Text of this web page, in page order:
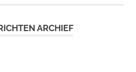
ARCHIEF